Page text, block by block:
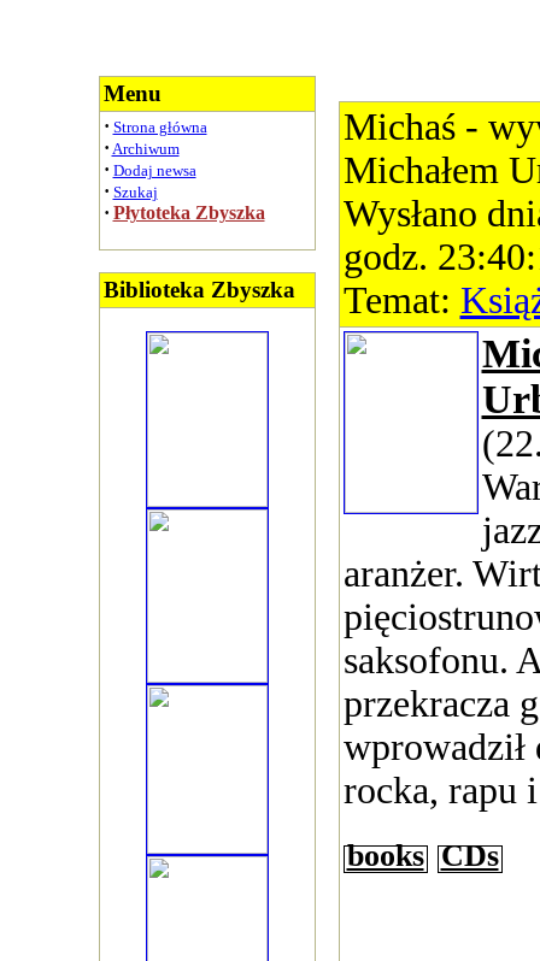
Menu
· Strona główna
· Archiwum
· Dodaj newsa
· Szukaj
· Płytoteka Zbyszka
Biblioteka Zbyszka
Michaś -
Michałem
Wysłano
godz.
Temat:
aranżer.
saksofonu.
przekracza
wprowadził
rocka, rapu
books CDs